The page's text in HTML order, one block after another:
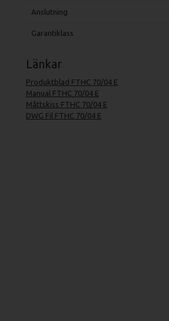
Anslutning
Garantiklass
Länkar
Produktblad FTHC 70/04 E
Manual FTHC 70/04 E
Måttskiss FTHC 70/04 E
DWG Fil FTHC 70/04 E